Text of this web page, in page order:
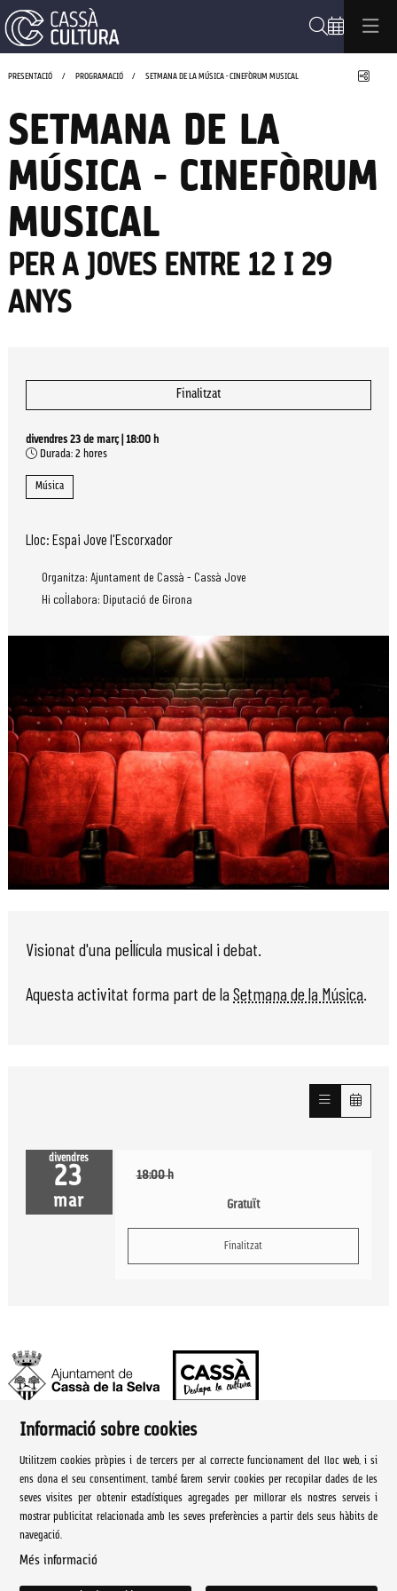
PRESENTACIÓ PROGRAMACIÓ SETMANA DE LA MÚSICA - CINEFÒRUM MUSICAL
SETMANA DE LA
MÚSICA - CINEFÒRUM
MUSICAL
PER A JOVES ENTRE 12 I 29
ANYS
Finalitzat
divendres 23 de març| 18:00 h
Durada: 2 hores
Música
Lloc: Espai Jove l'Escorxador
Organitza: Ajuntament de Cassà - Cassà Jove
Hi col·labora: Diputació de Girona
Visionat d'una pel·lícula musical i debat.
Aquesta activitat forma part de laSetmana de la Música
divendres
23
mar
18:00 h
Gratuït
Finalitzat
Ajuntament de Cassà de la Selva | Àrea de cultura
Rambla Onze de Setembre, 107
Cassà de la Selva Tel. 972 460 005
culturacassa@cassa.cat
Informació sobre cookies
Utilitzem cookies pròpies i de tercers per al correcte funcionament del lloc web, i si
ens dona el seu consentiment, també farem servir cookies per recopilar dades de les
seves visites per obtenir estadístiques agregades per millorar els nostres serveis i
mostrar publicitat relacionada amb les seves preferències a partir dels seus hàbits de
navegació.
Més informació